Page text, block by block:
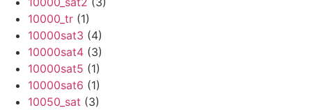
10000_tr (1)
10000sat3 (4)
10000sat4 (3)
10000sat5 (1)
10000sat6 (1)
10050_sat (3)